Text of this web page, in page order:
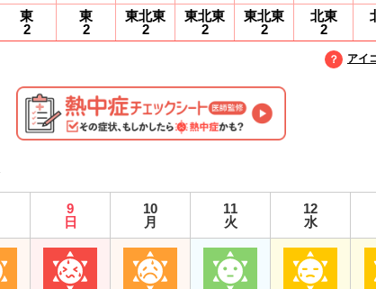
東
2
東
2
東北東
2
東北東
2
東北東
2
北東
2
アイ
9
日
10
月
11
火
12
水